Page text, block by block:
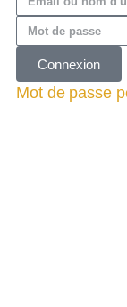
Connexion
Mot de passe